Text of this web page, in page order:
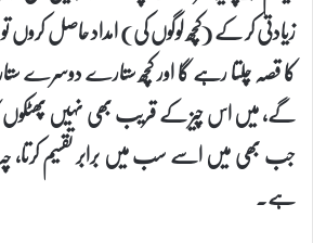
زیادتی کر کے (کچھ لوگوں کی) امداد حاصل
کا قصہ چلتا رہے گا اور کچھ ستارے دوسرے
گے، میں اس چیز کے قریب بھی نہیں پھٹکوں
جب بھی میں اسے سب میں برابر تقسیم کرتا، چہ
ہے۔